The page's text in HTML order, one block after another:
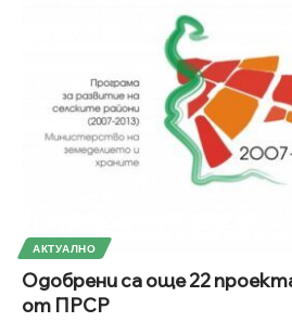
АКТУАЛНО
Одобрени са още 22
от ПРСР